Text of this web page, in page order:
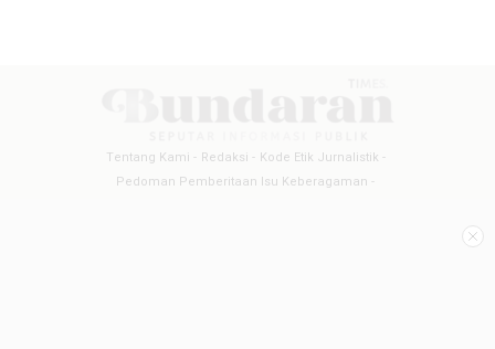
Tentang Kami Redaksi
Kode Etik Jurnalistik
Pedoman Pemberitaan Isu Keberagaman